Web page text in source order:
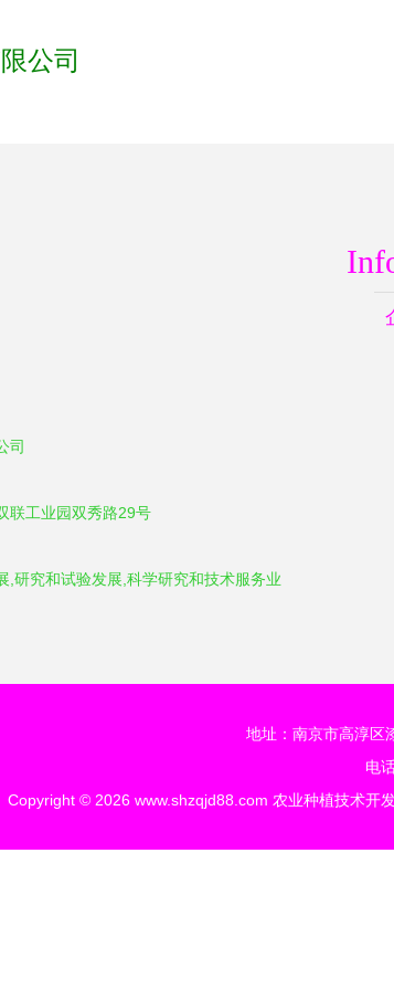
公司
司
联工业园双秀路29号
,研究和试验发展,科学研究和技术服务业
地址：南京市高淳区
电
Copyright © 2026 www.shzqjd88.com 农业种植技术开